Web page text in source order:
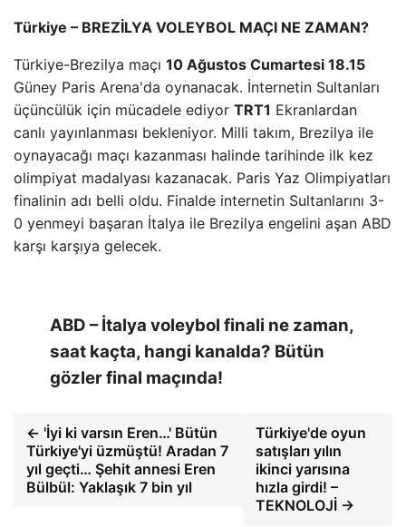
Türkiye – BREZİLYA VOLEYBOL MAÇI NE ZAMAN?
Türkiye-Brezilya maçı 10 Ağustos Cumartesi 18.15
Güney Paris Arena'da oynanacak. İnternetin Sultanları
üçüncülük için mücadele ediyor TRT1 Ekranlardan
canlı yayınlanması bekleniyor. Milli takım, Brezilya ile
oynayacağı maçı kazanması halinde tarihinde ilk kez
olimpiyat madalyası kazanacak. Paris Yaz Olimpiyatları
finalinin adı belli oldu. Finalde internetin Sultanlarını 3-
0 yenmeyi başaran İtalya ile Brezilya engelini aşan ABD
karşı karşıya gelecek.
ABD – İtalya voleybol finali ne zaman,
saat kaçta, hangi kanalda? Bütün
gözler final maçında!
← 'İyi ki varsın Eren…' Bütün
Türkiye'yi üzmüştü! Aradan 7
yıl geçti… Şehit annesi Eren
Bülbül: Yaklaşık 7 bin yıl
Türkiye'de oyun
satışları yılın
ikinci yarısına
hızla girdi! –
TEKNOLOJİ →